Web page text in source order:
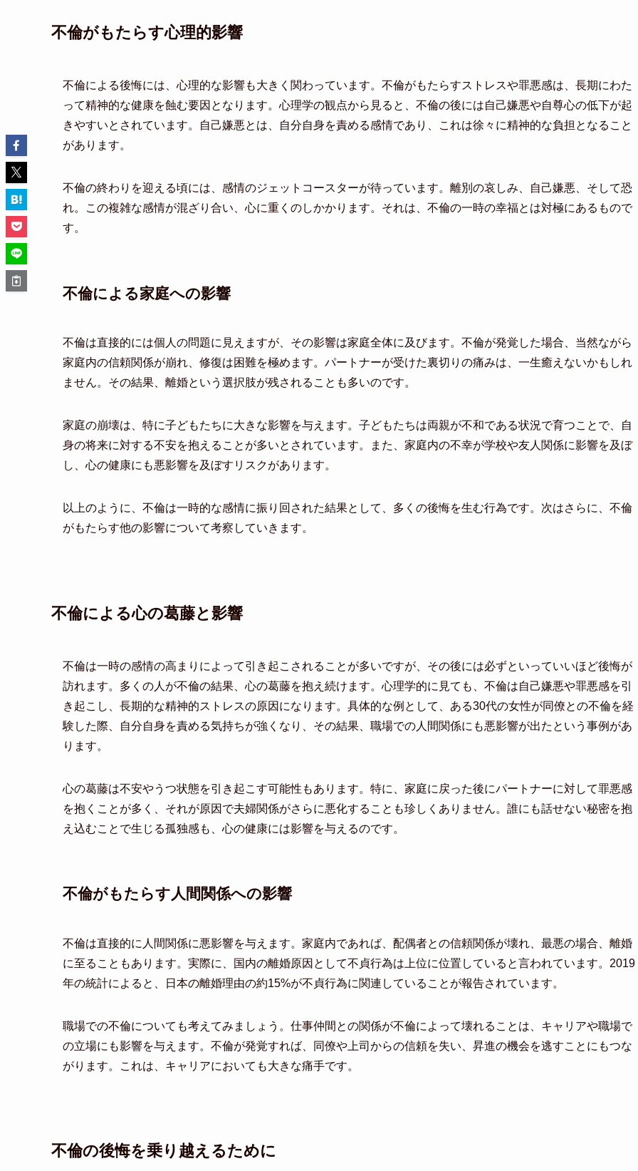
不倫がもたらす心理的影響
不倫による後悔には、心理的な影響も大きく関わっています。不倫がもたらすストレスや罪悪感は、長期にわた
って精神的な健康を蝕む要因となります。心理学の観点から見ると、不倫の後には自己嫌悪や自尊心の低下が起
きやすいとされています。自己嫌悪とは、自分自身を責める感情であり、これは徐々に精神的な負担となること
があります。
不倫の終わりを迎える頃には、感情のジェットコースターが待っています。離別の哀しみ、自己嫌悪、そして恐
れ。この複雑な感情が混ざり合い、心に重くのしかかります。それは、不倫の一時の幸福とは対極にあるもので
す。
不倫による家庭への影響
不倫は直接的には個人の問題に見えますが、その影響は家庭全体に及びます。不倫が発覚した場合、当然ながら
家庭内の信頼関係が崩れ、修復は困難を極めます。パートナーが受けた裏切りの痛みは、一生癒えないかもしれ
ません。その結果、離婚という選択肢が残されることも多いのです。
家庭の崩壊は、特に子どもたちに大きな影響を与えます。子どもたちは両親が不和である状況で育つことで、自
身の将来に対する不安を抱えることが多いとされています。また、家庭内の不幸が学校や友人関係に影響を及ぼ
し、心の健康にも悪影響を及ぼすリスクがあります。
以上のように、不倫は一時的な感情に振り回された結果として、多くの後悔を生む行為です。次はさらに、不倫
がもたらす他の影響について考察していきます。
不倫による心の葛藤と影響
不倫は一時の感情の高まりによって引き起こされることが多いですが、その後には必ずといっていいほど後悔が
訪れます。多くの人が不倫の結果、心の葛藤を抱え続けます。心理学的に見ても、不倫は自己嫌悪や罪悪感を引
き起こし、長期的な精神的ストレスの原因になります。具体的な例として、ある30代の女性が同僚との不倫を経
験した際、自分自身を責める気持ちが強くなり、その結果、職場での人間関係にも悪影響が出たという事例があ
ります。
心の葛藤は不安やうつ状態を引き起こす可能性もあります。特に、家庭に戻った後にパートナーに対して罪悪感
を抱くことが多く、それが原因で夫婦関係がさらに悪化することも珍しくありません。誰にも話せない秘密を抱
え込むことで生じる孤独感も、心の健康には影響を与えるのです。
不倫がもたらす人間関係への影響
不倫は直接的に人間関係に悪影響を与えます。家庭内であれば、配偶者との信頼関係が壊れ、最悪の場合、離婚
に至ることもあります。実際に、国内の離婚原因として不貞行為は上位に位置していると言われています。2019
年の統計によると、日本の離婚理由の約15%が不貞行為に関連していることが報告されています。
職場での不倫についても考えてみましょう。仕事仲間との関係が不倫によって壊れることは、キャリアや職場で
の立場にも影響を与えます。不倫が発覚すれば、同僚や上司からの信頼を失い、昇進の機会を逃すことにもつな
がります。これは、キャリアにおいても大きな痛手です。
不倫の後悔を乗り越えるために